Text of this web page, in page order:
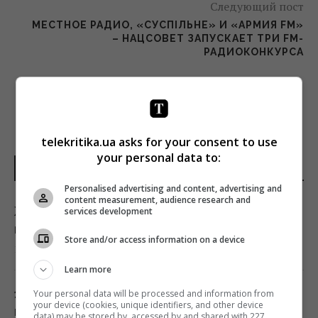
Следующий пост
МЕСТНОЕ РАДИО, «СУСПІЛЬНЕ» И «АРМИЯ FM»
– НАЦСОВЕТ ЗАПУСКАЕТ ТРИ FM-
РАДИОКОНКУРСА
НОВОСТИ ДНЯ
Жилищный кризис в Испании догнал тех,
кто уже думает о пенсии
17:11 понедельник, 10 августа 2026
11 августа: церковный праздник сегодня,
почему в этот день нельзя пить
telekritika.ua asks for your consent to use
your personal data to:
Personalised advertising and content, advertising and
content measurement, audience research and
services development
Store and/or access information on a device
Learn more
Your personal data will be processed and information from
your device (cookies, unique identifiers, and other device